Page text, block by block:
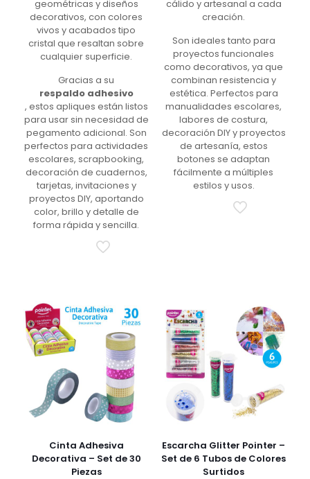
geométricas y diseños
decorativos, con colores
vivos y acabados tipo
cristal que resaltan sobre
cualquier superficie.
Gracias a su
respaldo adhesivo
, estos apliques están listos
para usar sin necesidad de
pegamento adicional. Son
perfectos para actividades
escolares, scrapbooking,
decoración de cuadernos,
tarjetas, invitaciones y
proyectos DIY, aportando
color, brillo y detalle de
forma rápida y sencilla.
cálido y artesanal a cada
creación.
Son ideales tanto para
proyectos funcionales
como decorativos, ya que
combinan resistencia y
estética. Perfectos para
manualidades escolares,
labores de costura,
decoración DIY y proyectos
de artesanía, estos
botones se adaptan
fácilmente a múltiples
estilos y usos.
Cinta Adhesiva
Decorativa – Set de 30
Piezas
Escarcha Glitter Pointer –
Set de 6 Tubos de Colores
Surtidos